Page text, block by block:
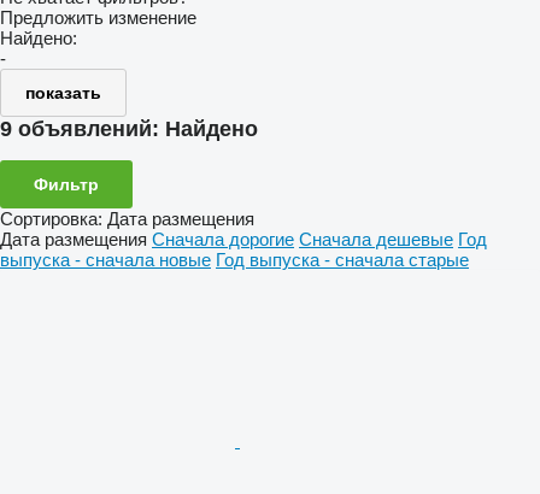
Предложить изменение
Найдено:
-
показать
9 объявлений: Найдено
Фильтр
Сортировка: Дата размещения
Дата размещения Сначала дорогие Сначала дешевые Год
выпуска - сначала новые Год выпуска - сначала старые